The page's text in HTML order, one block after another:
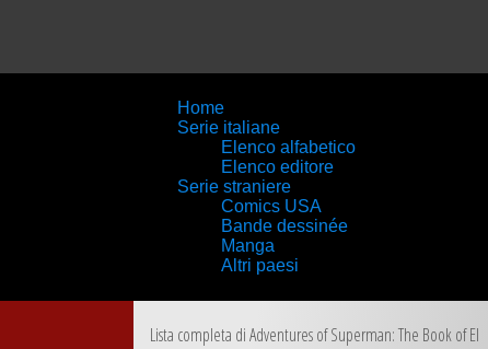
Home
Serie italiane
Elenco alfabetico
Elenco editore
Serie straniere
Comics USA
Bande dessinée
Manga
Altri paesi
Lista completa di Adventures of Superman: The Book of El